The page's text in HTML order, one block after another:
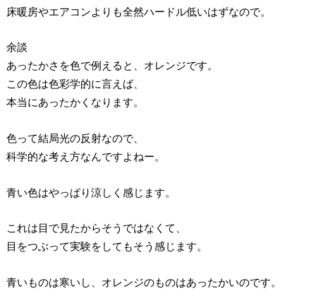
床暖房やエアコンよりも全然ハードル低いはずなので。
余談
あったかさを色で例えると、オレンジです。
この色は色彩学的に言えば、
本当にあったかくなります。
色って結局光の反射なので、
科学的な考え方なんですよねー。
青い色はやっぱり涼しく感じます。
これは目で見たからそうではなくて、
目をつぶって実験をしてもそう感じます。
青いものは寒いし、オレンジのものはあったかいのです。